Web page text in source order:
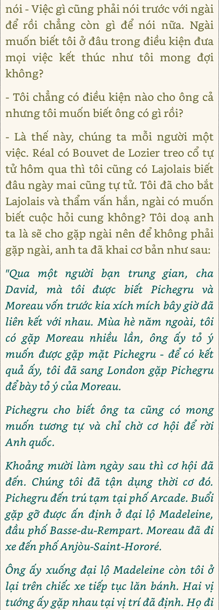
nói - Việc gì cũng phải nói trước với ngài
để rồi chẳng còn gì để nói nữa. Ngài
muốn biết tôi ở đâu trong điều kiện đưa
mọi việc kết thúc như tôi mong đợi
không?
- Tôi chẳng có điều kiện nào cho ông cả
nhưng tôi muốn biết ông có gì rồi?
- Là thế này, chúng ta mỗi người một
việc. Réal có Bouvet de Lozier treo cổ tự
tử hôm qua thì tôi cũng có Lajolais biết
đâu ngày mai cũng tự tử. Tôi đã cho bắt
Lajolais và thẩm vấn hắn, ngài có muốn
biết cuộc hỏi cung không? Tôi doạ anh
ta là sẽ cho gặp ngài nên để không phải
gặp ngài, anh ta đã khai cơ bản như sau:
"Qua một người bạn trung gian, cha
David, mà tôi được biết Pichegru và
Moreau vốn trước kia xích mích bây giờ đã
liên kết với nhau. Mùa hè năm ngoài, tôi
có gặp Moreau nhiều lần, ông ấy tỏ ý
muốn được gặp mặt Pichegru - để có kết
quả ấy, tôi đã sang London gặp Pichegru
để bày tỏ ý của Moreau.
Pichegru cho biết ông ta cũng có mong
muốn tương tự và chỉ chờ cơ hội để rời
Anh quốc.
Khoảng mười làm ngày sau thì cơ hội đã
đến. Chúng tôi đã tận dụng thời cơ đó.
Pichegru đến trú tạm tại phố Arcade. Buổi
gặp gỡ được ấn định ở đại lộ Madeleine,
đầu phố Basse-du-Rempart. Moreau đã đi
xe đến phố Anjòu-Saint-Hororé.
Ông ấy xuống đại lộ Madeleine còn tôi ở
lại trên chiếc xe tiếp tục lăn bánh. Hai vị
tướng ấy gặp nhau tại vị trí đã định. Họ đi